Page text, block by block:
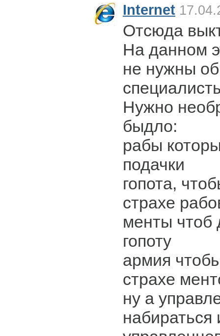
Internet
Отсюда
На данном
не нужны
Нужно
быдло:
рабы
подачки
гопота,
страхе
менты чтоб
гопоту
армия
страхе
ну а
набираться